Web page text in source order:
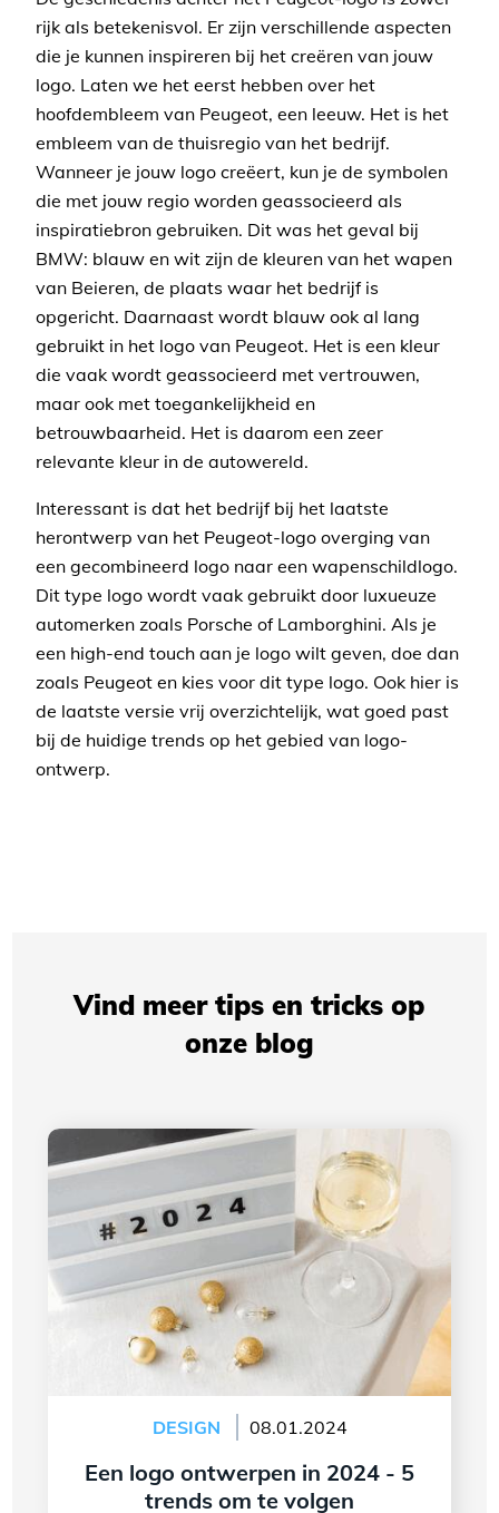
rijk als betekenisvol. Er zijn verschillende aspecten
die je kunnen inspireren bij het creëren van jouw
logo. Laten we het eerst hebben over het
hoofdembleem van Peugeot, een leeuw. Het is het
embleem van de thuisregio van het bedrijf.
Wanneer je jouw logo creëert, kun je de symbolen
die met jouw regio worden geassocieerd als
inspiratiebron gebruiken. Dit was het geval bij
BMW: blauw en wit zijn de kleuren van het wapen
van Beieren, de plaats waar het bedrijf is
opgericht. Daarnaast wordt blauw ook al lang
gebruikt in het logo van Peugeot. Het is een kleur
die vaak wordt geassocieerd met vertrouwen,
maar ook met toegankelijkheid en
betrouwbaarheid. Het is daarom een zeer
relevante kleur in de autowereld.
Interessant is dat het bedrijf bij het laatste
herontwerp van het Peugeot-logo overging van
een gecombineerd logo naar een wapenschildlogo.
Dit type logo wordt vaak gebruikt door luxueuze
automerken zoals Porsche of Lamborghini. Als je
een high-end touch aan je logo wilt geven, doe dan
zoals Peugeot en kies voor dit type logo. Ook hier is
de laatste versie vrij overzichtelijk, wat goed past
bij de huidige trends op het gebied van logo-
ontwerp.
Vind meer tips en tricks op
onze blog
DESIGN 08.01.2024
Een logo ontwerpen in 2024 - 5
trends om te volgen
Een logo ontwerpen in 2024 - 5 trends om te
volgen